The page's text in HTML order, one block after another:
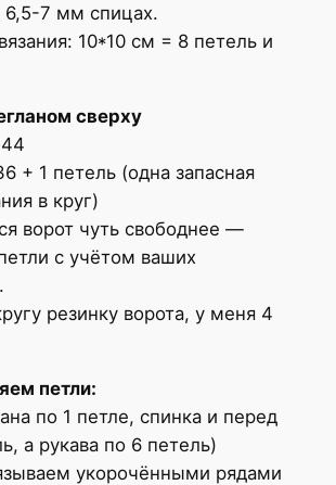
6,5-7 мм спицах.
10*10 см = 8 петель и
сверху
+ 1 петель (одна запасная
в круг)
ворот чуть свободнее —
с учётом ваших
резинку ворота, у меня 4
петли:
по 1 петле, спинка и перед
а рукава по 6 петель)
укорочёнными рядами